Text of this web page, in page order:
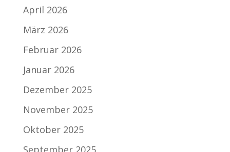
April 2026
März 2026
Februar 2026
Januar 2026
Dezember 2025
November 2025
Oktober 2025
September 2025